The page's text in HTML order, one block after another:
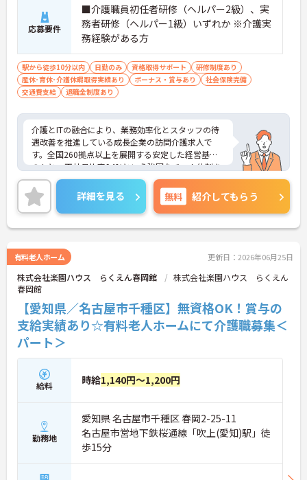
・サービス提供責任者や管理者へのキャリアアップ
も目指せます
スを軽減できます】
・記録票の提出やシフト確認をすべてスマートフォ
ンで行えるため、手書きの書類作成や事業所への移
動の手間が省けケア業務に集中できます
あり、訪問介護でありながら孤立することなくチー
ムの支援を受けながら業務に取り組めます
応募要件
■介護職員初任者研修（ヘルパー2級）、実
務者研修（ヘルパー1級）いずれか ※介護実
務経験がある方
駅から徒歩10分以内 日勤のみ 資格取得サポート
研修制度あり
産休･育休･介護休暇取得実績あり
ボーナス・賞与あり
社会保険完備
交通費支給
退職金制度あり
介護とITの融合により、業務効率化とスタッフの待
遇改善を推進している成長企業の訪問介護求人で
す。全国260拠点以上を展開する安定した経営基盤
のもと、正社員比率94%という強固なチーム体制を
構築しています。資格手当や年2回の評価面談など、
専門資格と成果が収入に直結する仕組みが整ってい
ます。夜勤なしの完全週休2日制（曜日固定）を採用
し、日々の記録業務はスマートフォンで完結するた
め、施設勤務特有の不規則なシフトや煩雑な事務作
談で不安を解消できるフォロー体制もあり、介護福
祉士の資格取得やサ責や管理者への着実なキャリア
アップを目指す有資格者の方に推奨できる環境で
す。
★おすすめPOINT★
【夜勤なし・曜日固定の休日で、身体への負担を抑
えた働き方が実現できます】
・8:00～19:00の間での実働8時間勤務で夜勤が存在
続けることができます
・完全週休2日制（曜日固定）を採用していること
により、先々の予定が立てやすくプライベートの時
間をしっかりと確保できる環境です
【専門資格を活かした収入アップと明確なキャリア
形成が期待できます】
・資格手当が支給されるほか、年2回の評価面談で
個人の頑張りが給与に還元される仕組みが整ってい
詳細を見る 無料 紹介してもらう
有料老人ホーム 更新日：2026年06月25日
株式会社楽園ハウス らくえん春岡館
株式会社楽園ハウス らくえん
春岡館
【愛知県／名古屋市千種区】無資格OK！賞与の
支給実績あり☆有料老人ホームにて介護職募集＜
パート＞
給料 時給1,140円～1,200円
勤務地
愛知県 名古屋市千種区 春岡2-25-11
名古屋市営地下鉄桜通線「吹上(愛知)駅」徒
歩15分